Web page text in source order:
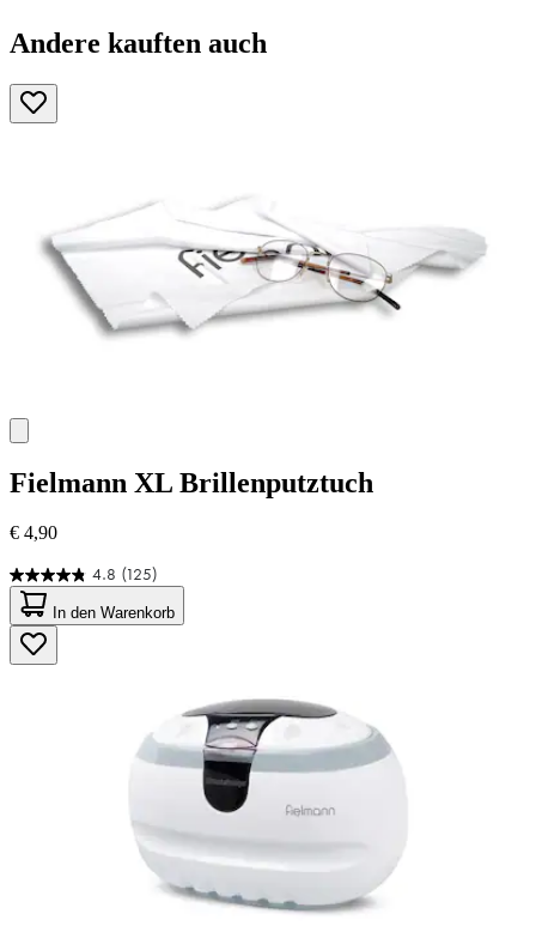
Andere kauften auch
Fielmann XL Brillenputztuch
€ 4,90
4.8 (125)
4.8
von
5
Sternen.
125
In den Warenkorb